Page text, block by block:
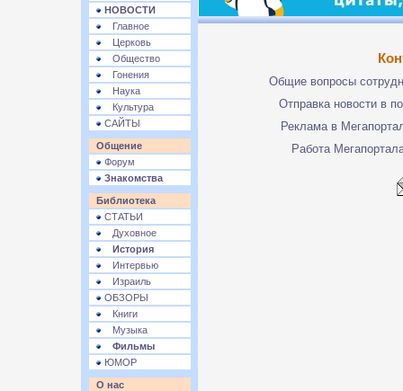
НОВОСТИ
Главное
Церковь
Общество
Гонения
Наука
Культура
САЙТЫ
Общение
Форум
Знакомства
Библиотека
СТАТЬИ
Духовное
История
Интервью
Израиль
ОБЗОРЫ
Книги
Музыка
Фильмы
ЮМОР
О нас
Общие вопросы
Отправка новости в
Реклама в
Работа